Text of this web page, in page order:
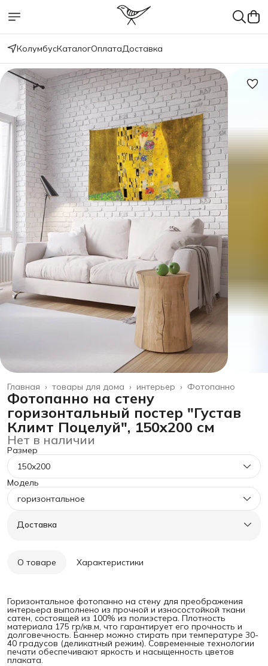
КолумбусКаталогОплатаДоставка
Фотопанно
интерьер ›
товары для дома ›
Главная ›
Фотопанно на стену
горизонтальный постер "Густав
Климт Поцелуй", 150x200 см
Нет в наличии
Размер
150x200
Модель
горизонтальное
Доставка
О товаре Характеристики
Горизонтальное фотопанно на стену для преображения
интерьера выполнено из прочной и износостойкой ткани
сатен, состоящей из 100% из полиэстера. Плотность
материала 175 гр/кв.м, что гарантирует его прочность и
долговечность. Баннер можно стирать при температуре 30-
40 градусов (деликатный режим). Современные технологии
печати обеспечивают яркость и насыщенность цветов
плаката.